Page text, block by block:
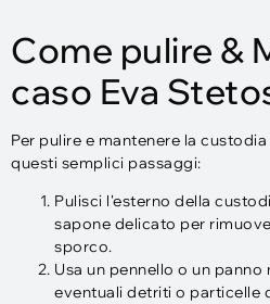
Come pulire &
caso Eva
Per pulire e mantenere la
questi semplici passaggi:
Pulisci l'esterno della
sapone delicato per
sporco.
Usa un pennello o un
eventuali detriti o particelle